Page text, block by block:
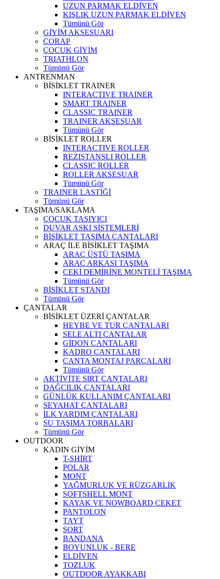
UZUN PARMAK ELDİVEN
KIŞLIK UZUN PARMAK ELDİVEN
Tümünü Gör
GİYİM AKSESUARI
ÇORAP
ÇOCUK GİYİM
TRIATHLON
Tümünü Gör
ANTRENMAN
BİSİKLET TRAINER
INTERACTIVE TRAINER
SMART TRAINER
CLASSIC TRAINER
TRAINER AKSESUAR
Tümünü Gör
BİSİKLET ROLLER
INTERACTIVE ROLLER
REZISTANSLI ROLLER
CLASSIC ROLLER
ROLLER AKSESUAR
Tümünü Gör
TRAINER LASTİĞİ
Tümünü Gör
TAŞIMA/SAKLAMA
ÇOCUK TAŞIYICI
DUVAR ASKI SİSTEMLERİ
BİSİKLET TAŞIMA ÇANTALARI
ARAÇ İLE BİSİKLET TAŞIMA
ARAÇ ÜSTÜ TAŞIMA
ARAÇ ARKASI TAŞIMA
ÇEKİ DEMİRİNE MONTELİ TAŞIMA
Tümünü Gör
BİSİKLET STANDI
Tümünü Gör
ÇANTALAR
BİSİKLET ÜZERİ ÇANTALAR
HEYBE VE TUR ÇANTALARI
SELE ALTI ÇANTALAR
GİDON ÇANTALARI
KADRO ÇANTALARI
ÇANTA MONTAJ PARÇALARI
Tümünü Gör
AKTİVİTE SIRT ÇANTALARI
DAĞCILIK ÇANTALARI
GÜNLÜK KULLANIM ÇANTALARI
SEYAHAT ÇANTALARI
İLK YARDIM ÇANTALARI
SU TAŞIMA TORBALARI
Tümünü Gör
OUTDOOR
KADIN GİYİM
T-SHİRT
POLAR
MONT
YAĞMURLUK VE RÜZGARLIK
SOFTSHELL MONT
KAYAK VE NOWBOARD CEKET
PANTOLON
TAYT
ŞORT
BANDANA
BOYUNLUK - BERE
ELDİVEN
TOZLUK
OUTDOOR AYAKKABI